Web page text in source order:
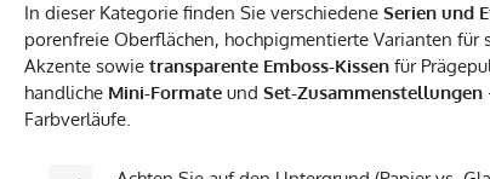
In dieser Kategorie finden Sie verschiedene Serien und
porenfreie Oberflächen, hochpigmentierte Varianten für
Akzente sowie transparente Emboss-Kissen für
handliche Mini-Formate und Set-Zusammenstellungen
Farbverläufe.